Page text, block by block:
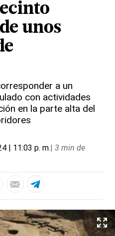
unos
a un
con actividades
en la parte alta del
| 11:03 p. m.| 3 min de